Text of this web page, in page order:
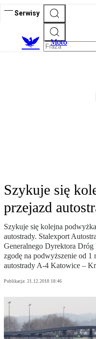
Serwisy
Moto
Szykuje się
przejazd
Szykuje się kolejna
autostrady. Stalexport
Generalnego Dyrektora
zgodę na podwyższenie od 1
autostrady A-4 Katowice –
Publikacja: 21.12.2018 18:46